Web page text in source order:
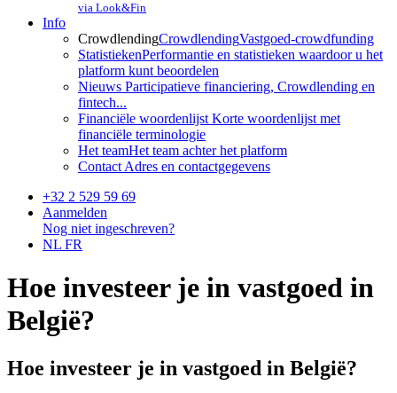
via Look&Fin
Info
CrowdlendingCrowdlendingVastgoed-crowdfunding
StatistiekenPerformantie en statistieken waardoor u het
platform kunt beoordelen
Nieuws Participatieve financiering, Crowdlending en
fintech...
Financiële woordenlijst Korte woordenlijst met
financiële terminologie
Het teamHet team achter het platform
Contact Adres en contactgegevens
+32 2 529 59 69
Aanmelden
Nog niet ingeschreven?
NL FR
Hoe investeer je in vastgoed in
België?
Hoe investeer je in vastgoed in België?